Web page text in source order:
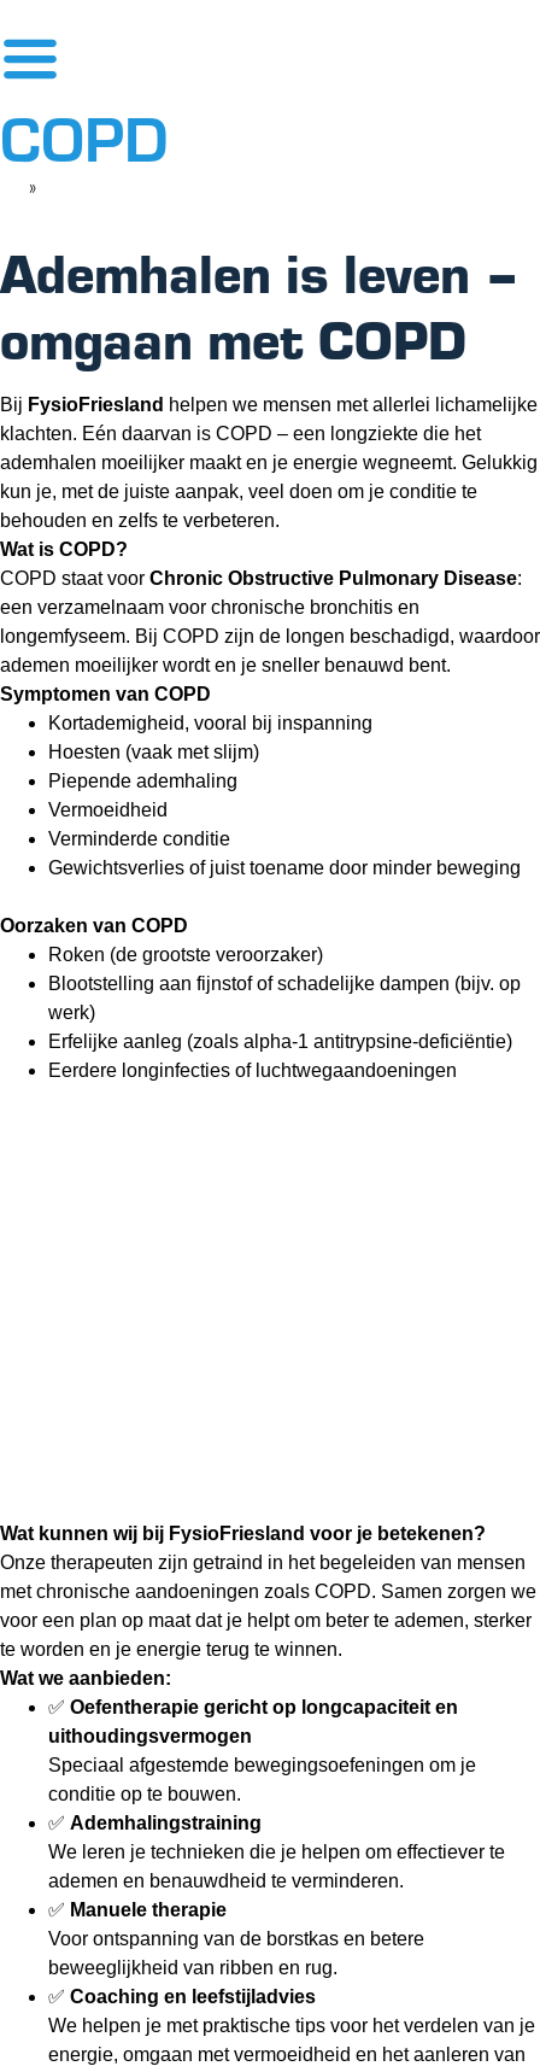
COPD
»
Ademhalen is leven –
omgaan met COPD
Bij FysioFriesland helpen we mensen met allerlei lichamelijke
klachten. Eén daarvan is COPD – een longziekte die het
ademhalen moeilijker maakt en je energie wegneemt. Gelukkig
kun je, met de juiste aanpak, veel doen om je conditie te
behouden en zelfs te verbeteren.
Wat is COPD?
COPD staat voor Chronic Obstructive Pulmonary Disease:
een verzamelnaam voor chronische bronchitis en
longemfyseem. Bij COPD zijn de longen beschadigd, waardoor
ademen moeilijker wordt en je sneller benauwd bent.
Symptomen van COPD
Kortademigheid, vooral bij inspanning
Hoesten (vaak met slijm)
Piepende ademhaling
Vermoeidheid
Verminderde conditie
Gewichtsverlies of juist toename door minder beweging
Oorzaken van COPD
Roken (de grootste veroorzaker)
Blootstelling aan fijnstof of schadelijke dampen (bijv. op
werk)
Erfelijke aanleg (zoals alpha-1 antitrypsine-deficiëntie)
Eerdere longinfecties of luchtwegaandoeningen
Wat kunnen wij bij FysioFriesland voor je betekenen?
Onze therapeuten zijn getraind in het begeleiden van mensen
met chronische aandoeningen zoals COPD. Samen zorgen we
voor een plan op maat dat je helpt om beter te ademen, sterker
te worden en je energie terug te winnen.
Wat we aanbieden:
✅ Oefentherapie gericht op longcapaciteit en
uithoudingsvermogen
Speciaal afgestemde bewegingsoefeningen om je
conditie op te bouwen.
✅ Ademhalingstraining
We leren je technieken die je helpen om effectiever te
ademen en benauwdheid te verminderen.
✅ Manuele therapie
Voor ontspanning van de borstkas en betere
beweeglijkheid van ribben en rug.
✅ Coaching en leefstijladvies
We helpen je met praktische tips voor het verdelen van je
energie, omgaan met vermoeidheid en het aanleren van